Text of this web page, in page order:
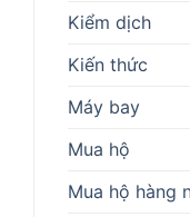
Kiểm dịch
Kiến thức
Máy bay
Mua hộ
Mua hộ hàng